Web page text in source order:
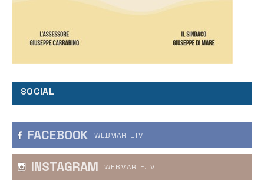
SOCIAL
FACEBOOK WEBMARTETV
INSTAGRAM WEBMARTE.TV